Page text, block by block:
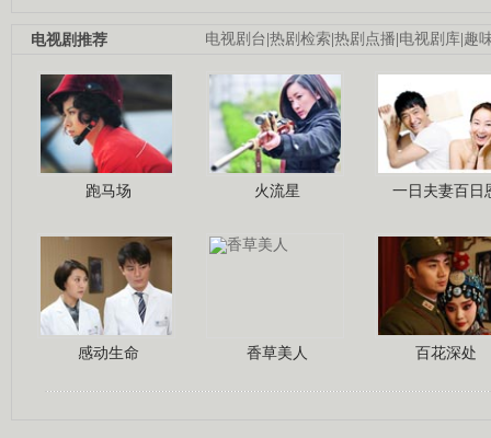
电视剧台|热剧检索|热剧点播|电视剧库|趣
电视剧推荐
跑马场 火流星 一日夫妻百日
感动生命 香草美人 百花深处